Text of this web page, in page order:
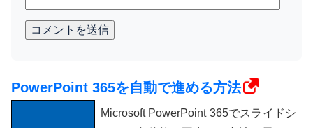
コメントを送信
PowerPoint 365を自動で進める方法
Microsoft PowerPoint 365でスライドシ